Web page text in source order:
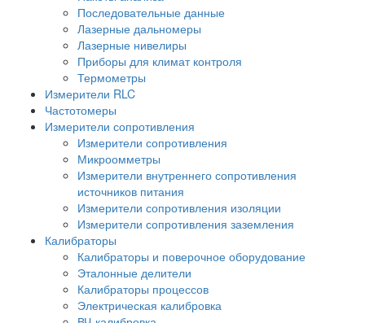
Последовательные данные
Лазерные дальномеры
Лазерные нивелиры
Приборы для климат контроля
Термометры
Измерители RLC
Частотомеры
Измерители сопротивления
Измерители сопротивления
Микроомметры
Измерители внутреннего сопротивления
источников питания
Измерители сопротивления изоляции
Измерители сопротивления заземления
Калибраторы
Калибраторы и поверочное оборудование
Эталонные делители
Калибраторы процессов
Электрическая калибровка